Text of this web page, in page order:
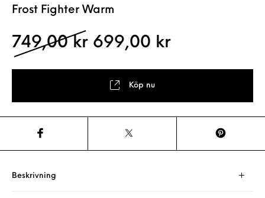
Frost Fighter Warm
749,00kr Det ursprungliga
699,00 krDet
Köp nu
Beskrivning